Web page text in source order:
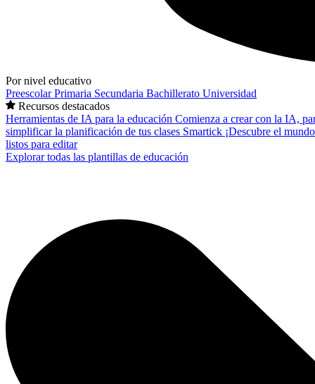
Por nivel educativo
PreescolarPrimaria Secundaria Bachillerato Universidad
Recursos destacados
Herramientas de IA para la educación Comienza a crear con la IA,
simplificar la planificación de tus clases Smartick ¡Descubre el
listos para editar
Explorar todas las plantillas de educación